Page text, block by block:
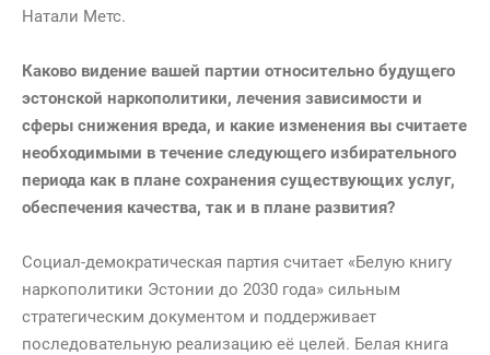
Натали Метс.
Каково видение вашей партии относительно будущего
эстонской наркополитики, лечения зависимости и
сферы снижения вреда, и какие изменения вы считаете
необходимыми в течение следующего избирательного
периода как в плане сохранения существующих услуг,
обеспечения качества, так и в плане развития?
Социал-демократическая партия считает «Белую книгу
наркополитики Эстонии до 2030 года» сильным
стратегическим документом и поддерживает
последовательную реализацию её целей. Белая книга